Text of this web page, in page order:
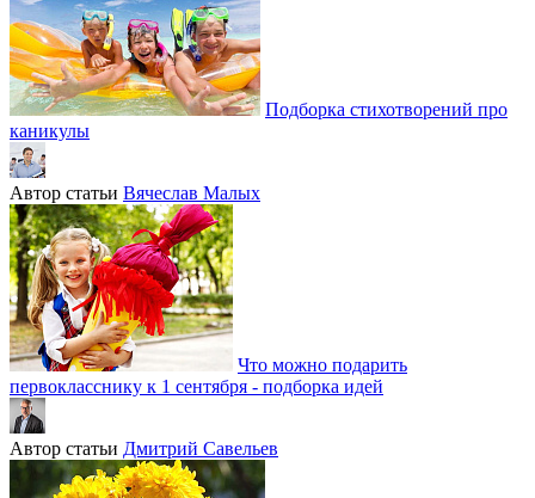
Подборка стихотворений про
каникулы
Автор статьи Вячеслав Малых
Что можно подарить
первокласснику к 1 сентября - подборка идей
Автор статьи Дмитрий Савельев